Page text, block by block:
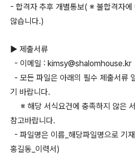
- 합격자 추후 개별통보( ※ 불합격자에
않습니다.)
▶ 제출서류
- 이메일 : kimsy@shalomhouse.kr
- 모든 파일은 아래의 필수 제출서류
기 바랍니다.
※ 해당 서식요건에 충족하지 않은
참고바랍니다.
- 파일명은 이름_해당파일명으로 기
홍길동_이력서)